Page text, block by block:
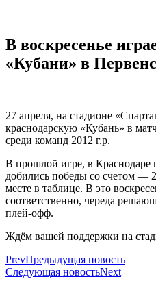
В воскресенье
«Кубани» в
27 апреля, на стадионе
краснодарскую «Кубань» в
среди команд 2012 г.р.
В прошлой игре, в Краснодаре
добились победы со счетом —
месте в таблице. В это
соответственно, череда
плей-офф.
Ждём вашей поддержки на
PrevПредыдущая новость
Следующая новостьNext